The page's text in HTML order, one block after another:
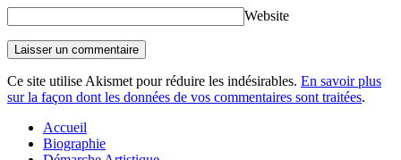
Website
Ce site utilise Akismet pour réduire les indésirables. En savoir plus
sur la façon dont les données de vos commentaires sont traitées.
Accueil
Biographie